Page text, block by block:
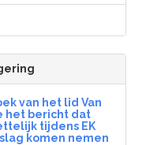
van het lid Van
het bericht dat
tijdens EK
komen nemen